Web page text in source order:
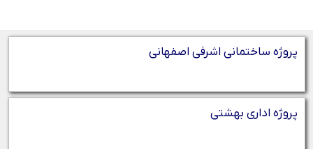
پروژه ساختمانی اشرفی اصفهانی
پروژه اداری بهشتی